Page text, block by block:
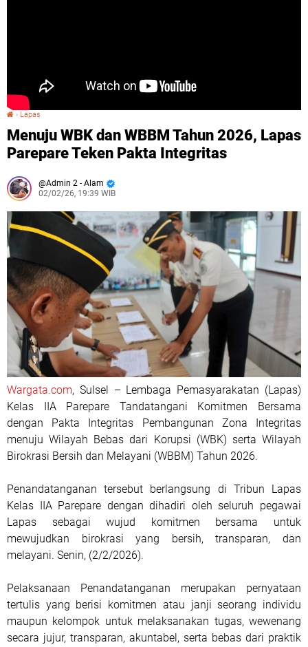
› Lapas
Menuju WBK dan WBBM Tahun 2026, Lapas
Parepare Teken Pakta Integritas
Admin 2 - Alam
02/02/26, 19:39 WIB
Wargata.com, Sulsel – Lembaga Pemasyarakatan (Lapas)
Kelas IIA Parepare Tandatangani Komitmen Bersama
dengan Pakta Integritas Pembangunan Zona Integritas
menuju Wilayah Bebas dari Korupsi (WBK) serta Wilayah
Birokrasi Bersih dan Melayani (WBBM) Tahun 2026.
Penandatanganan tersebut berlangsung di Tribun Lapas
Kelas IIA Parepare dengan dihadiri oleh seluruh pegawai
Lapas sebagai wujud komitmen bersama untuk
mewujudkan birokrasi yang bersih, transparan, dan
melayani. Senin, (2/2/2026).
Pelaksanaan Penandatanganan merupakan pernyataan
tertulis yang berisi komitmen atau janji seorang individu
maupun kelompok untuk melaksanakan tugas, wewenang
secara jujur, transparan, akuntabel, serta bebas dari praktik